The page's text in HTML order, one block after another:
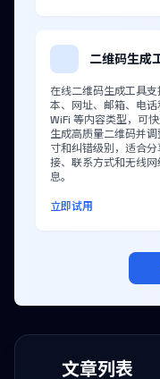
文章列表
二维码生成
在线二维码生成工具支
本、网址、邮箱、电话
WiFi 等内容类型，可
生成高质量二维码并调
寸和纠错级别，适合分
接、联系方式和无线网
息。
立即试用